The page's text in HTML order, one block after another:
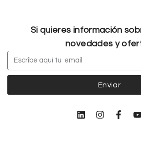
Si quieres información
novedades y
Enviar